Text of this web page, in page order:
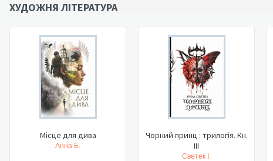
ХУДОЖНЯ ЛІТЕРАТУРА
Місце для дива
Анна Б.
Чорний принц : трилогія. Кн.
ІІІ
Светек І.